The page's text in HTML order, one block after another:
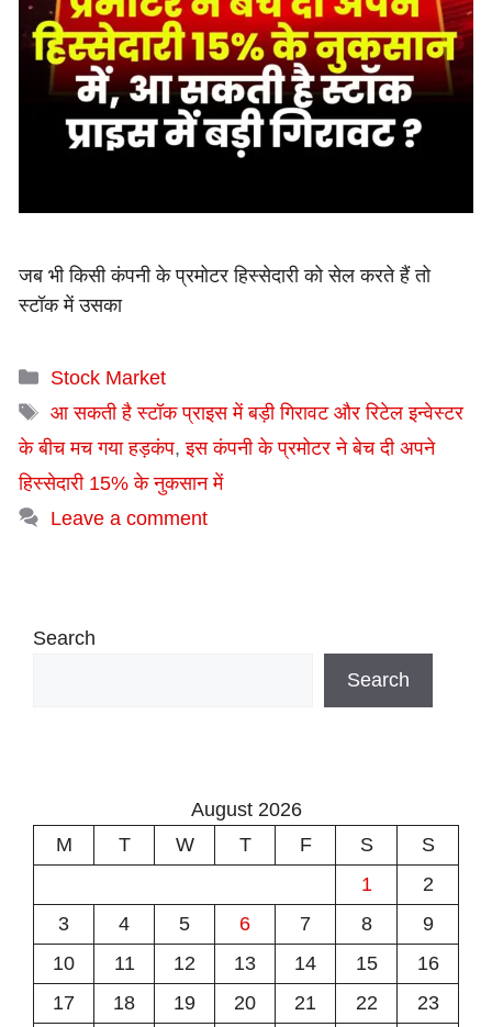
जब भी किसी कंपनी के प्रमोटर हिस्सेदारी को सेल करते हैं तो
स्टॉक में उसका
Categories
Stock Market
Tags
आ सकती है स्टॉक प्राइस में बड़ी गिरावट और रिटेल इन्वेस्टर
के बीच मच गया हड़कंप,इस कंपनी के प्रमोटर ने बेच दी अपने
हिस्सेदारी 15% के नुकसान में
Leave a comment
Search
Search
August 2026
M
T W T F S
S
1
2
3
4 5 6 7 8
9
10
11 12 13 14 15
16
17
18 19 20 21 22
23